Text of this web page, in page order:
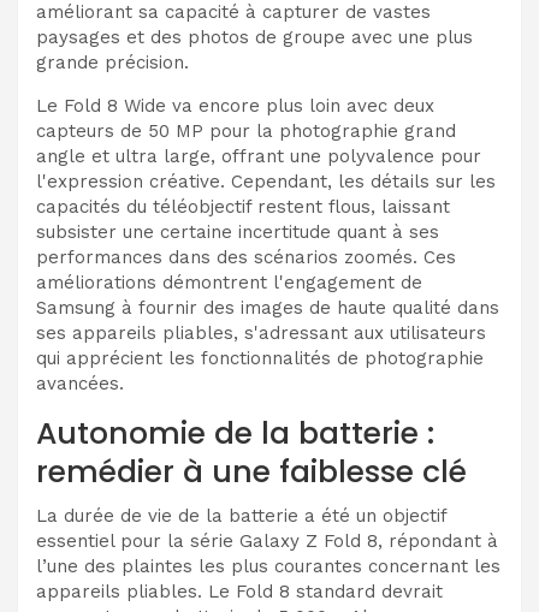
améliorant sa capacité à capturer de vastes
paysages et des photos de groupe avec une plus
grande précision.
Le Fold 8 Wide va encore plus loin avec deux
capteurs de 50 MP pour la photographie grand
angle et ultra large, offrant une polyvalence pour
l'expression créative. Cependant, les détails sur les
capacités du téléobjectif restent flous, laissant
subsister une certaine incertitude quant à ses
performances dans des scénarios zoomés. Ces
améliorations démontrent l'engagement de
Samsung à fournir des images de haute qualité dans
ses appareils pliables, s'adressant aux utilisateurs
qui apprécient les fonctionnalités de photographie
avancées.
Autonomie de la batterie :
remédier à une faiblesse clé
La durée de vie de la batterie a été un objectif
essentiel pour la série Galaxy Z Fold 8, répondant à
l’une des plaintes les plus courantes concernant les
appareils pliables. Le Fold 8 standard devrait